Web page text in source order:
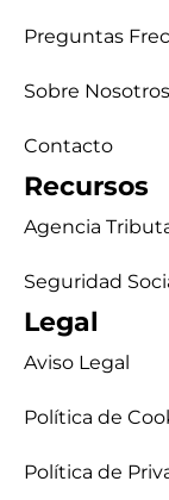
Preguntas
Sobre Nosotros
Contacto
Recursos
Agencia
Seguridad
Legal
Aviso Legal
Política de
Política de